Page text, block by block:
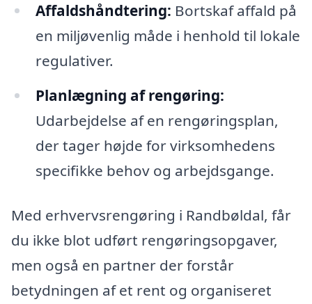
Affaldshåndtering: Bortskaf affald på
en miljøvenlig måde i henhold til lokale
regulativer.
Planlægning af rengøring:
Udarbejdelse af en rengøringsplan,
der tager højde for virksomhedens
specifikke behov og arbejdsgange.
Med erhvervsrengøring i Randbøldal, får
du ikke blot udført rengøringsopgaver,
men også en partner der forstår
betydningen af et rent og organiseret